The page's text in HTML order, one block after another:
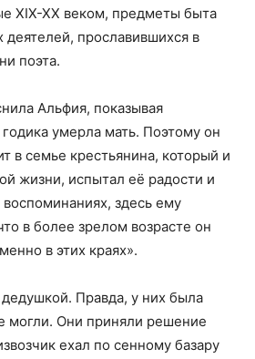
XIX-XX веком, предметы быта
деятелей, прославившихся в
поэта.
Альфия, показывая
умерла мать. Поэтому он
в семье крестьянина, который и
жизни, испытал её радости и
воспоминаниях, здесь ему
в более зрелом возрасте он
в этих краях».
дедушкой. Правда, у них была
могли. Они приняли решение
ехал по сенному базару